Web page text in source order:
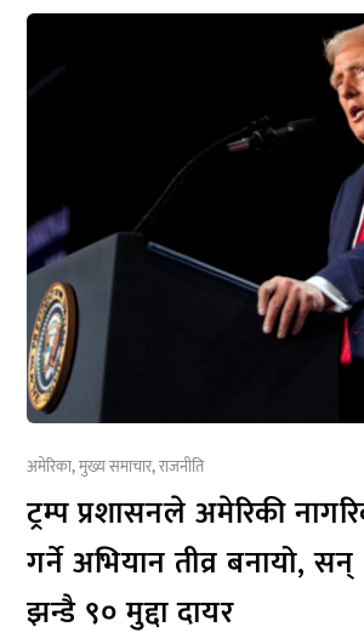
अमेरिका,मुख्य समाचार,राजनीति
ट्रम्प प्रशासनले अमेरिकी
गर्ने अभियान तीव्र बनायो,
झन्डै ९० मुद्दा दायर